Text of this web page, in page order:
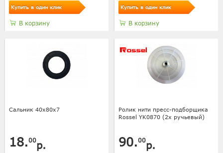
Купить в один клик
В корзину
Купить в один клик
В корзину
Сальник 40х80х7
18.00р.
Ролик нити пресс-подборщика
Rossel YK0870 (2х ручьевый)
90.00р.